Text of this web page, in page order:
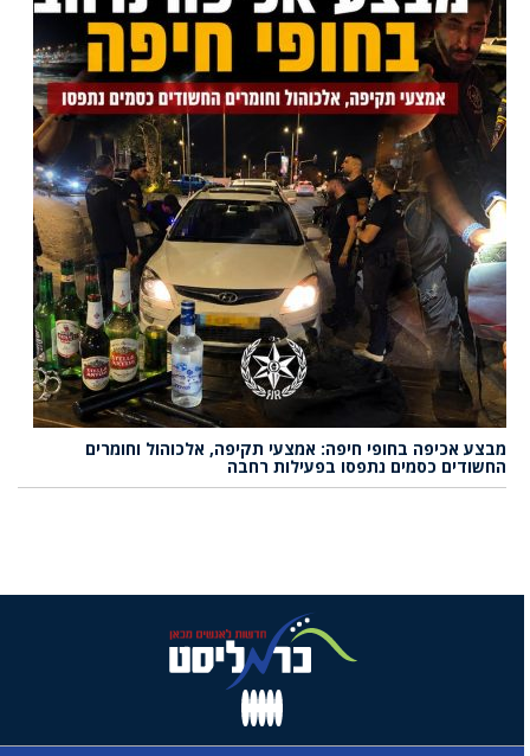
מבצע אכיפה בחופי חיפה: אמצעי תקיפה, אלכוהול וחומרים
החשודים כסמים נתפסו בפעילות רחבה